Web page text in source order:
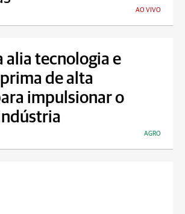
AO VIVO
alia tecnologia e
de alta
impulsionar o
AGRO